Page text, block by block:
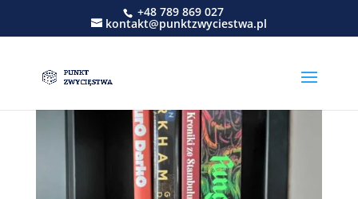
+48 789 869 027
kontakt@punktzwyciestwa.pl